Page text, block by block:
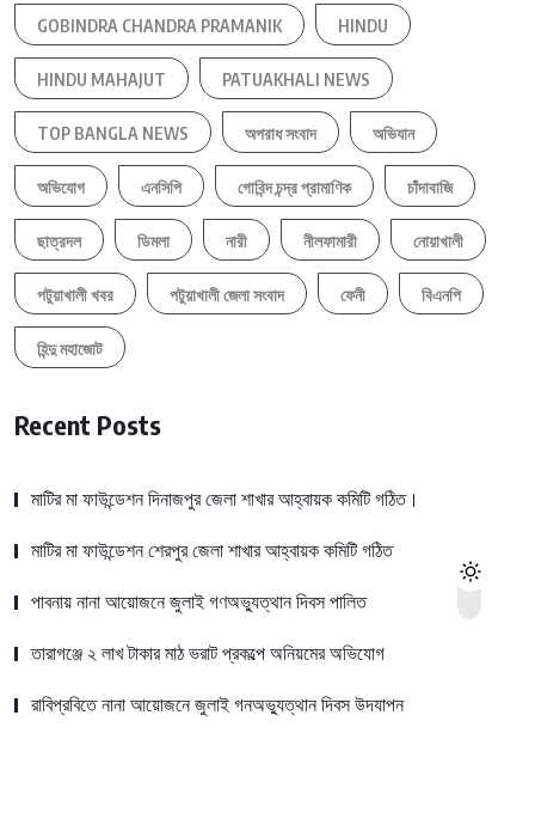
GOBINDRA CHANDRA PRAMANIK HINDU
HINDU MAHAJUT PATUAKHALI NEWS
TOP BANGLA NEWS অপরাধ সংবাদ অভিযান
অভিযোগ এনসিপি গোবিন্দ চন্দ্র প্রামাণিক চাঁদাবাজি
ছাত্রদল ডিমলা নারী নীলফামারী নোয়াখালী
পটুয়াখালী খবর পটুয়াখালী জেলা সংবাদ ফেনী বিএনপি
হিন্দু মহাজোট
Recent Posts
মাটির মা ফাউন্ডেশন দিনাজপুর জেলা শাখার আহ্বায়ক কমিটি গঠিত।
মাটির মা ফাউন্ডেশন শেরপুর জেলা শাখার আহ্বায়ক কমিটি গঠিত
পাবনায় নানা আয়োজনে জুলাই গণঅভ্যুত্থান দিবস পালিত
তারাগঞ্জে ২ লাখ টাকার মাঠ ভরাট প্রকল্পে অনিয়মের অভিযোগ
রাবিপ্রবিতে নানা আয়োজনে জুলাই গনঅভ্যুত্থান দিবস উদযাপন